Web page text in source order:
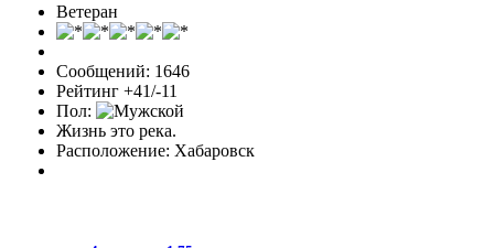
Ветеран
Сообщений: 1646
Рейтинг +41/-11
Пол:
Жизнь это река.
Расположение: Хабаровск